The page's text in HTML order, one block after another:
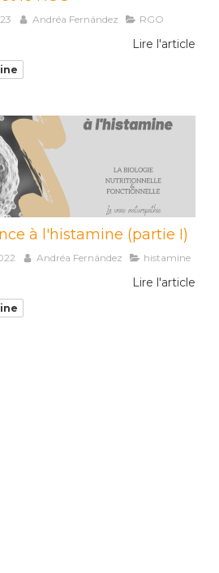
Andréa Fernández RGO
Lire l'article
à l'histamine (partie I)
Andréa Fernández histamine
Lire l'article